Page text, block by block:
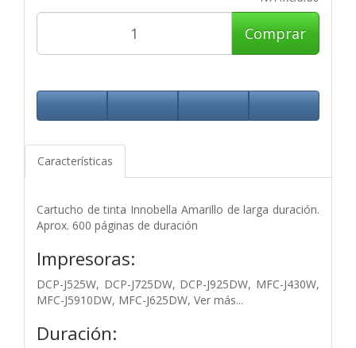
Comprar
Características
Cartucho de tinta Innobella Amarillo de larga duración.
Aprox. 600 páginas de duración
Impresoras:
DCP-J525W, DCP-J725DW, DCP-J925DW, MFC-J430W,
MFC-J5910DW, MFC-J625DW, Ver más...
Duración: